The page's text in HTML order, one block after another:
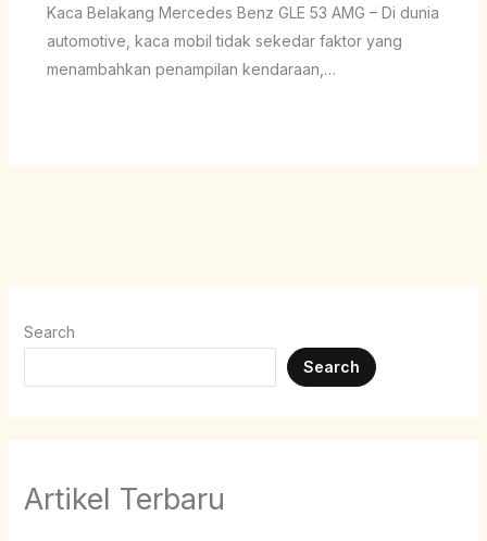
Kaca Belakang Mercedes Benz GLE 53 AMG – Di dunia
automotive, kaca mobil tidak sekedar faktor yang
menambahkan penampilan kendaraan,…
Search
Search
Artikel Terbaru